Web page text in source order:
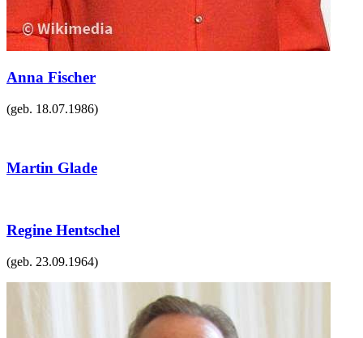
Anna Fischer
(geb. 18.07.1986)
Martin Glade
Regine Hentschel
(geb. 23.09.1964)